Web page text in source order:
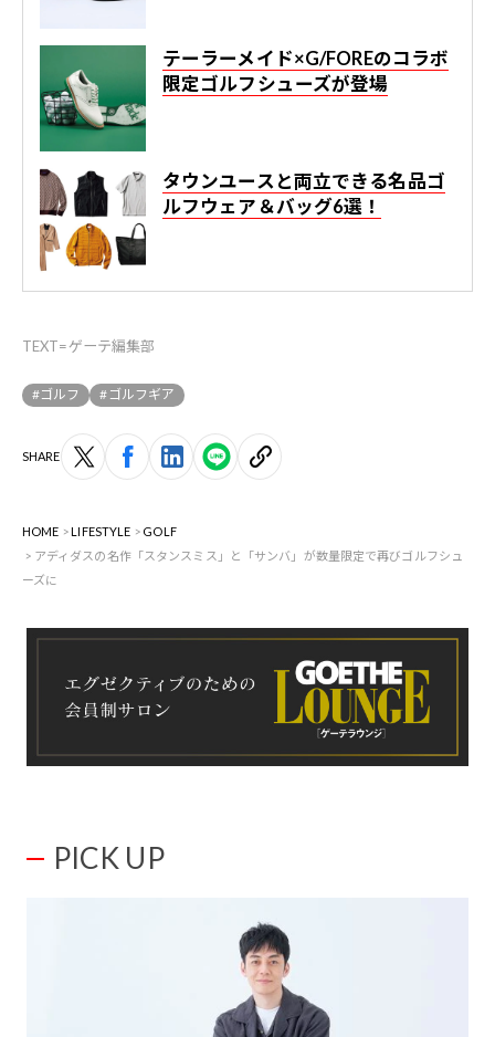
テーラーメイド×G/FOREのコラボ
限定ゴルフシューズが登場
タウンユースと両立できる名品ゴ
ルフウェア＆バッグ6選！
TEXT=ゲーテ編集部
#ゴルフ #ゴルフギア
SHARE
HOME LIFESTYLE
GOLF
アディダスの名作「スタンスミス」と「サンバ」が数量限定で再びゴルフシュ
ーズに
PICK UP